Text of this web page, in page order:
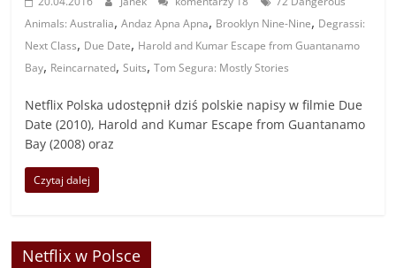
Animals: Australia,Andaz Apna Apna, Brooklyn Nine-Nine, Degrassi:
Next Class, Due Date, Harold and Kumar Escape from Guantanamo
Bay, Reincarnated,Suits,Tom Segura: Mostly Stories
Netflix Polska udostępnił dziś polskie napisy w filmie Due
Date (2010), Harold and Kumar Escape from Guantanamo
Bay (2008) oraz
Czytaj dalej
Netflix w Polsce